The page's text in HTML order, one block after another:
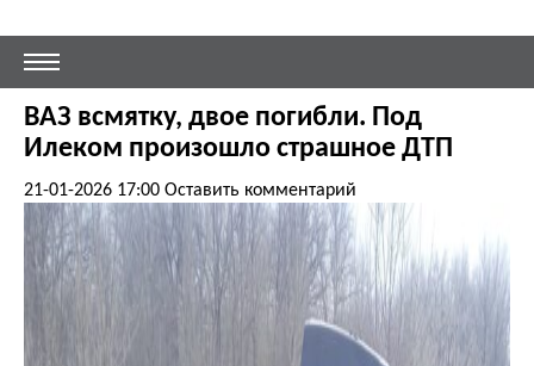
ВАЗ всмятку, двое погибли. Под
Илеком произошло страшное ДТП
21-01-2026 17:00 Оставить комментарий